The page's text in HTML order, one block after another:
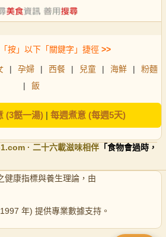
按」以下「關鍵字」捷徑 >>
| 孕婦 | 西餐 | 兒童 | 海鮮 |
粉麵
|
飯
(3餸一湯)| 每週煮意 (每週5天)
.com · 二十六載滋味相伴 「食物會過時，
健康指標與養生理論，由
年) 提供專業數據支持。